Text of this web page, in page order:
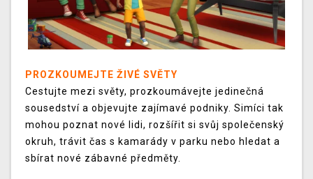
PROZKOUMEJTE ŽIVÉ SVĚTY
Cestujte mezi světy, prozkoumávejte jedinečná
sousedství a objevujte zajímavé podniky. Simíci tak
mohou poznat nové lidi, rozšířit si svůj společenský
okruh, trávit čas s kamarády v parku nebo hledat a
sbírat nové zábavné předměty.